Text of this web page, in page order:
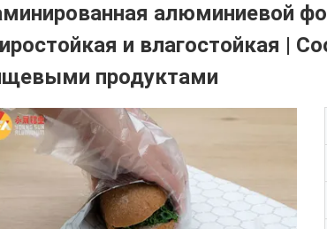
алюминиевой
и влагостойкая |
продуктами